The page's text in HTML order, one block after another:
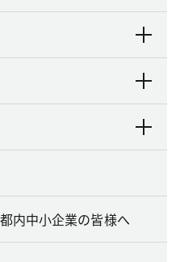
内中小企業の皆様へ